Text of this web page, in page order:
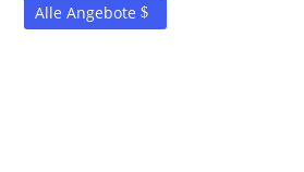
Alle Angebote